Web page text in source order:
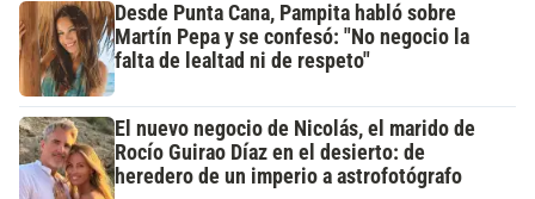
Desde Punta Cana, Pampita habló sobre
Martín Pepa y se confesó: "No negocio la
falta de lealtad ni de respeto"
El nuevo negocio de Nicolás, el marido de
Rocío Guirao Díaz en el desierto: de
heredero de un imperio a astrofotógrafo